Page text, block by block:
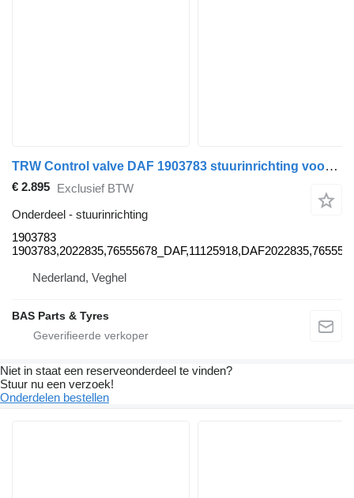
TRW Control valve DAF 1903783 stuurinrichting voor TRW vrachtwagen
€ 2.895 Exclusief BTW
Onderdeel - stuurinrichting
1903783
Nederland, Veghel
BAS Parts & Tyres
Niet in staat een reserveonderdeel te vinden?
Stuur nu een verzoek!
Onderdelen bestellen